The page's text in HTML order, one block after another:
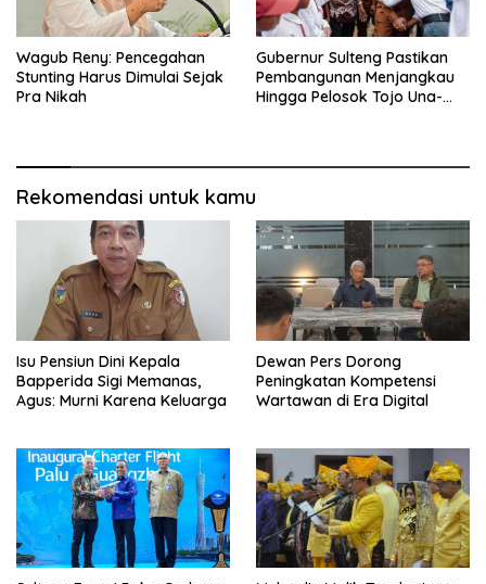
Wagub Reny: Pencegahan
Stunting Harus Dimulai Sejak
Pra Nikah
Gubernur Sulteng Pastikan
Pembangunan Menjangkau
Hingga Pelosok Tojo Una-
Rekomendasi untuk kamu
Isu Pensiun Dini Kepala
Bapperida Sigi Memanas,
Agus: Murni Karena Keluarga
Dewan Pers Dorong
Peningkatan Kompetensi
Wartawan di Era Digital